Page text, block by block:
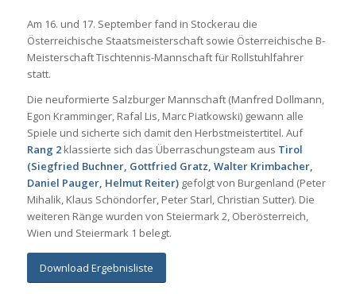
Am 16. und 17. September fand in Stockerau die
Österreichische Staatsmeisterschaft sowie Österreichische B-
Meisterschaft Tischtennis-Mannschaft für Rollstuhlfahrer
statt.
Die neuformierte Salzburger Mannschaft (Manfred Dollmann,
Egon Kramminger, Rafal Lis, Marc Piatkowski) gewann alle
Spiele und sicherte sich damit den Herbstmeistertitel. Auf
Rang 2klassierte sich das Überraschungsteam aus Tirol
(Siegfried Buchner, Gottfried Gratz, Walter Krimbacher,
Daniel Pauger, Helmut Reiter)gefolgt von Burgenland (Peter
Mihalik, Klaus Schöndorfer, Peter Starl, Christian Sutter). Die
weiteren Ränge wurden von Steiermark 2, Oberösterreich,
Wien und Steiermark 1 belegt.
Download Ergebnisliste